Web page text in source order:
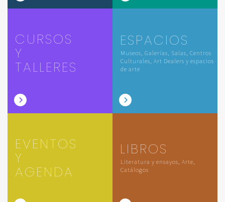
CURSOS
Y
TALLERES
ESPACIOS
Museos, Galerías, Salas, Centros
Culturales, Art Dealers y espacios
de arte
EVENTOS
Y
AGENDA
LIBROS
Literatura y ensayos, Arte,
Catálogos